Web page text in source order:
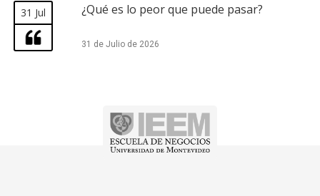
31 Jul ¿Qué es lo peor que puede pasar?
31 de Julio de 2026